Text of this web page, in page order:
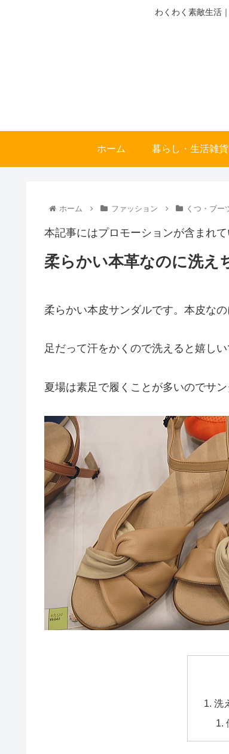
わくわく素敵生活
ホーム 暮らし・生活雑貨
ホーム ファッション くつ・ブー
本記事にはプロモーションが含まれ
柔らかい本革なのに洗え
柔らかい本皮サンダルです。本皮なの
足だって汗をかくので洗えると嬉しい
夏場は素足で履くことが多いのでサ
洗